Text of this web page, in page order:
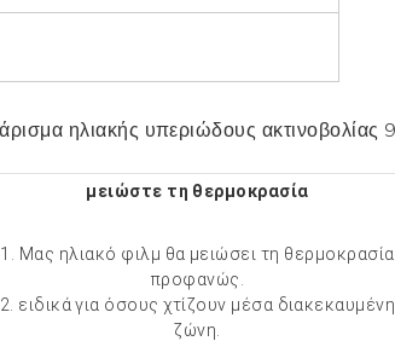
μειώστε τη θερμοκρασία
1. Μας ηλιακό φιλμ θα μειώσει τη θερμοκρασία
προφανώς.
2. ειδικά για όσους χτίζουν μέσα διακεκαυμένη
ζώνη.